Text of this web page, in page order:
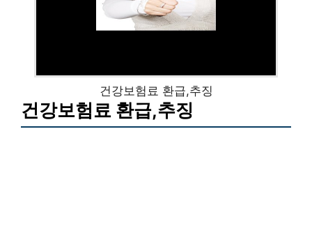
건강보험료 환급,추징
건강보험료 환급,추징